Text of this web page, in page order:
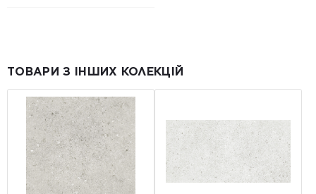
ТОВАРИ З ІНШИХ КОЛЕКЦІЙ